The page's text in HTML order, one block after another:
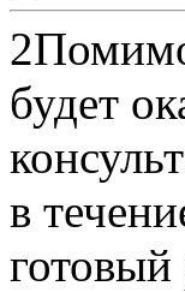
2
будет
в
готовый